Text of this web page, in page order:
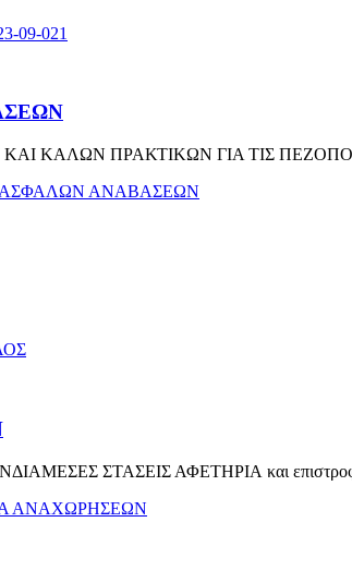
ΚΑΛΩΝ ΠΡΑΚΤΙΚΩΝ ΓΙΑ ΤΙΣ
ΑΣΦΑΛΩΝ ΑΝΑΒΑΣΕΩΝ
ΣΤΑΣΕΙΣ ΑΦΕΤΗΡΙΑ και επιστροφή
ΑΝΑΧΩΡΗΣΕΩΝ